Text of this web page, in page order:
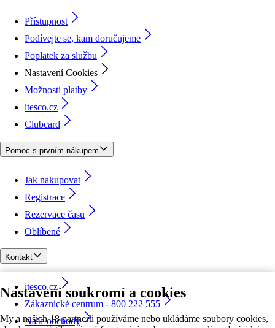
Nastavení soukromí a cookies
My a našich 18 partnerů používáme nebo ukládáme soubory cookies,
Přístupnost
Podívejte se, kam doručujeme
Poplatek za službu
Nastavení Cookies
Možnosti platby
itesco.cz
Clubcard
Pomoc s prvním nákupem
Jak nakupovat
Registrace
Rezervace času
Oblíbené
Kontakt
itesco.cz
Zákaznické centrum - 800 222 555
Naše obchody